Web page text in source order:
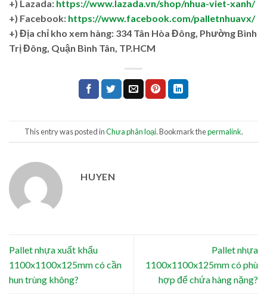
+) Lazada: https://www.lazada.vn/shop/nhua-viet-xanh/
+) Facebook: https://www.facebook.com/palletnhuavx/
+) Địa chỉ kho xem hàng: 334 Tân Hòa Đông, Phường Bình
Trị Đông, Quận Bình Tân, TP.HCM
This entry was posted inChưa phân loại. Bookmark thepermalink.
HUYEN
Pallet nhựa xuất khẩu
1100x1100x125mm có cần
hun trùng không?
Pallet nhựa
1100x1100x125mm có phù
hợp để chứa hàng nặng?